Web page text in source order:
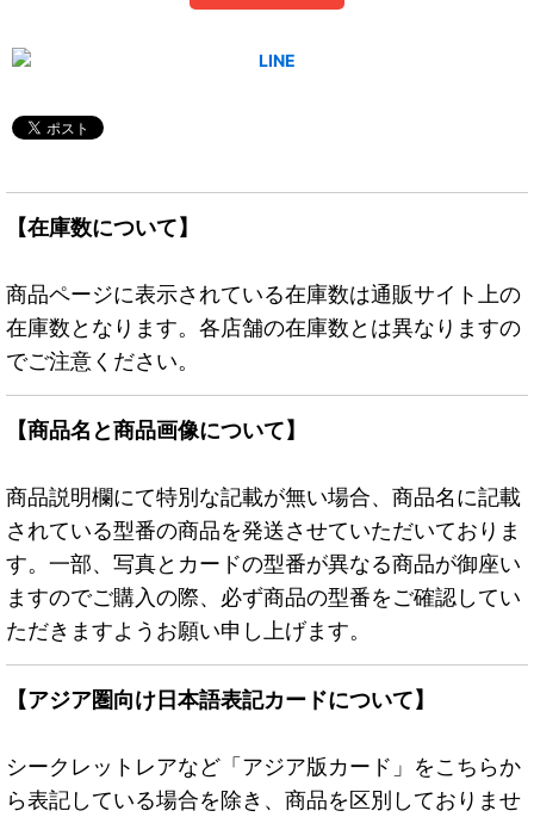
【在庫数について】
商品ページに表示されている在庫数は通販サイト上の
在庫数となります。各店舗の在庫数とは異なりますの
でご注意ください。
【商品名と商品画像について】
商品説明欄にて特別な記載が無い場合、商品名に記載
されている型番の商品を発送させていただいておりま
す。一部、写真とカードの型番が異なる商品が御座い
ますのでご購入の際、必ず商品の型番をご確認してい
ただきますようお願い申し上げます。
【アジア圏向け日本語表記カードについて】
シークレットレアなど「アジア版カード」をこちらか
ら表記している場合を除き、商品を区別しておりませ